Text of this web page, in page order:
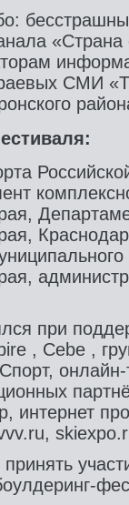
«Страна
СМИ
при
, Cebe ,
интернет